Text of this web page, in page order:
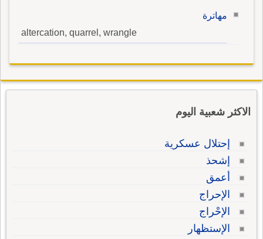
مهاترة
altercation, quarrel, wrangle
الاكثر شعبية اليوم
إحتلال عسكرية
إشحذ
أعمق
الإحراج
الإحْراج
الإستظهار